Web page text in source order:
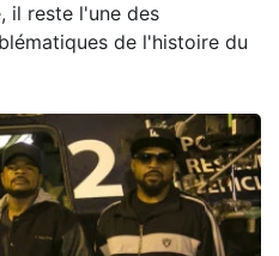
il reste l'une des
de l'histoire du